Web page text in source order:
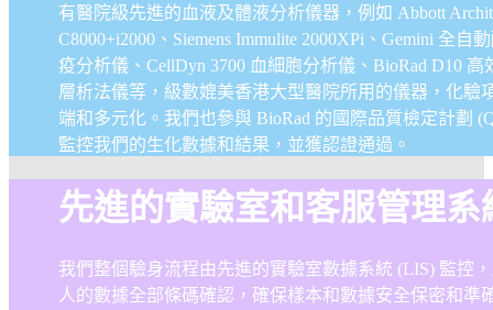
有醫院級先進的血液及體液分析儀器，例如 Abbott
C8000+i2000、Siemens Immulite 2000XPi、Gemini 全自
疫分析儀、CellDyn 3700 血細胞分析儀、BioRad D10 高
層析法儀等，級數媲美香港大型醫院所用的儀器，化驗
端和多元化。我們也參與 BioRad 的國際品質檢定計劃
監控我們的生化數據和結果，並獲認證通過。
先進的實驗室和客服管理系
我們整個驗身流程由先進的實驗室數據系統 (LIS) 監控
人的數據全部條碼確認，確保樣本和數據安全保密和準